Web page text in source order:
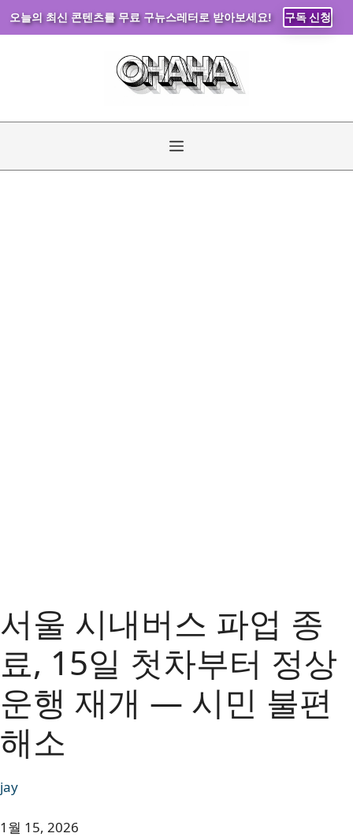
오늘의 최신 콘텐츠를 무료 구뉴스레터로 받아보세요! 구독 신청
건
메
서울 시내버스 파업 종
료, 15일 첫차부터 정상
운행 재개 — 시민 불편
해소
jay
1월 15, 2026